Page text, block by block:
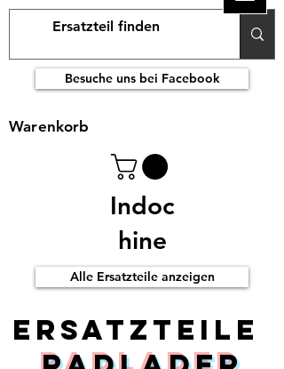
Alle Ersatzteile anzeigen
Indoc
hine
Warenkorb
ERsatzteile
Besuche uns bei Facebook